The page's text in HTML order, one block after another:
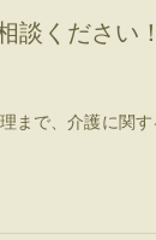
談ください！
まで、介護に関